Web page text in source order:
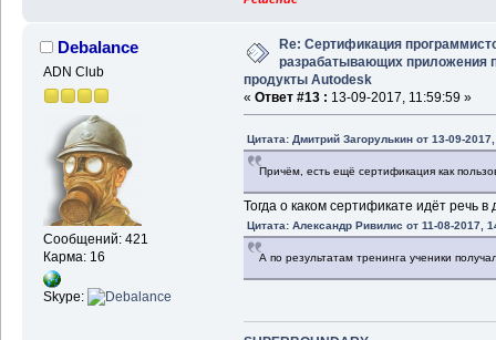
Debalance
ADN Club
Сообщений: 421
Карма: 16
Skype:
Re: Сертификация
разрабатывающих приложения
продукты Autodesk
« Ответ #13 : 13-09-2017, 11:59:59 »
Цитата: Дмитрий Загорулькин от 13-09-
Причём, есть ещё сертификация как
Тогда о каком сертификате идёт речь в
Цитата: Александр Ривилис от 11-08-2017,
А по результатам тренинга ученики